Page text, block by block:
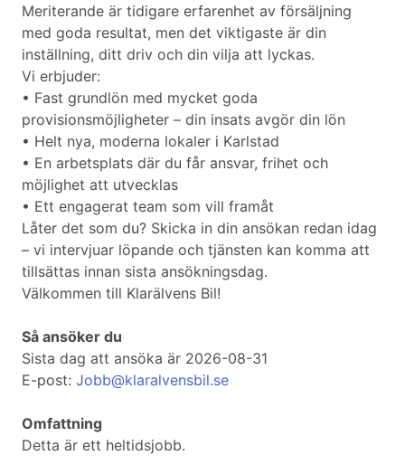
Meriterande är tidigare erfarenhet av försäljning
med goda resultat, men det viktigaste är din
inställning, ditt driv och din vilja att lyckas.
Vi erbjuder:
• Fast grundlön med mycket goda
provisionsmöjligheter – din insats avgör din lön
• Helt nya, moderna lokaler i Karlstad
• En arbetsplats där du får ansvar, frihet och
möjlighet att utvecklas
• Ett engagerat team som vill framåt
Låter det som du? Skicka in din ansökan redan idag
– vi intervjuar löpande och tjänsten kan komma att
tillsättas innan sista ansökningsdag.
Välkommen till Klarälvens Bil!
Så ansöker du
Sista dag att ansöka är 2026-08-31
E-post: Jobb@klaralvensbil.se
Omfattning
Detta är ett heltidsjobb.